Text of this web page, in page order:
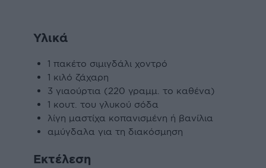
Υλικά
1 πακέτο σιµιγδάλι χοντρό
1 κιλό ζάχαρη
3 γιαούρτια (220 γραµµ. το καθένα)
1 κουτ. του γλυκού σόδα
λίγη µαστίχα κοπανισµένη ή βανίλια
αµύγδαλα για τη διακόσµηση
Εκτέλεση